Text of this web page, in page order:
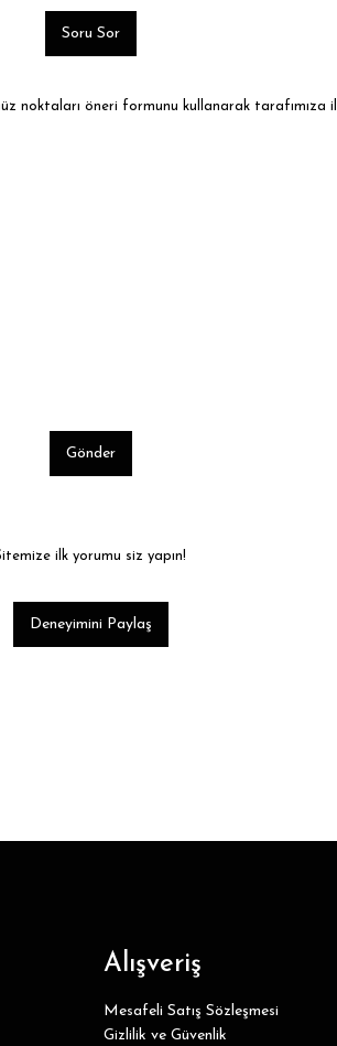
Soru Sor
noktaları öneri formunu kullanarak tarafımıza
Gönder
ilk yorumu siz yapın!
Deneyimini Paylaş
Alışveriş
Mesafeli Satış Sözleşmesi
Gizlilik ve Güvenlik